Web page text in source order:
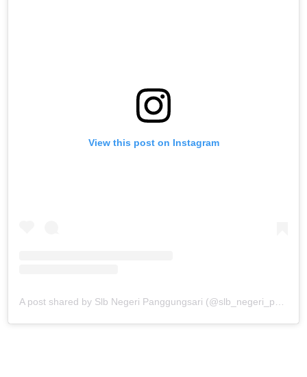
View this post on Instagram
A post shared by Slb Negeri Panggungsari (@slb_negeri_panggungsari)